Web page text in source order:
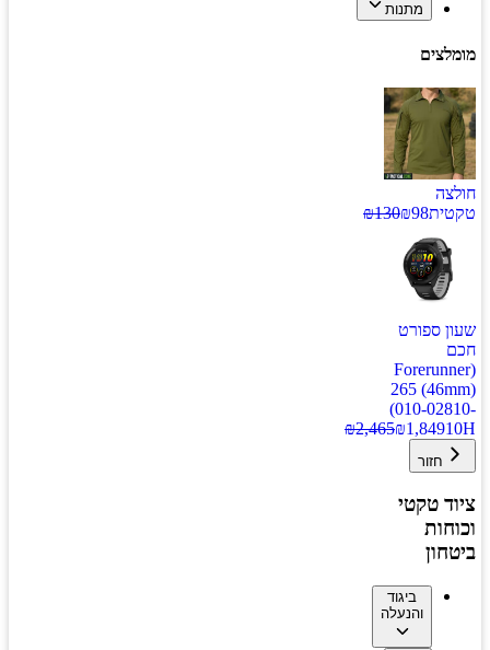
מתנות
מומלצים
חולצה
טקטית
₪98
₪130
שעון ספורט
חכם
(Forerunner
265 (46mm)
(010-02810-
10H
₪1,849
₪2,465
חזור
ציוד טקטי
וכוחות
ביטחון
ביגוד
והנעלה